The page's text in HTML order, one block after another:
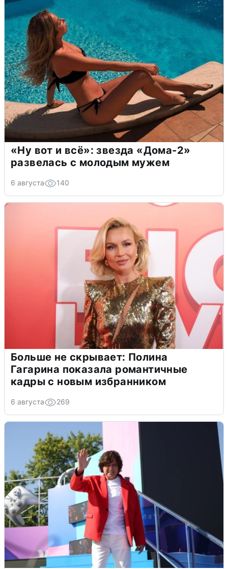
«Ну вот и всё»: звезда «Дома-2»
развелась с молодым мужем
6 августа 140
Больше не скрывает: Полина
Гагарина показала романтичные
кадры с новым избранником
6 августа 269